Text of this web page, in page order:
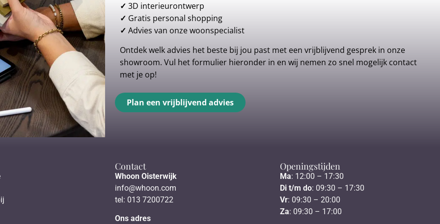
✓ 3D interieurontwerp
✓ Gratis personal shopping
✓ Advies van onze woonspecialist
Ontdek welk advies het beste bij jou past met een vrijblijvend gesprek in onze
showroom. Vul het formulier hieronder in en wij nemen zo snel mogelijk contact
met je op!
Plan een vrijblijvend advies
Contact
Whoon Oisterwijk
info@whoon.com
tel: 013 7200722
Ons adres
Openingstijden
Ma: 12:00 – 17:30
Di t/m do: 09:30 – 17:30
Vr: 09:30 – 20:00
Za: 09:30 – 17:00